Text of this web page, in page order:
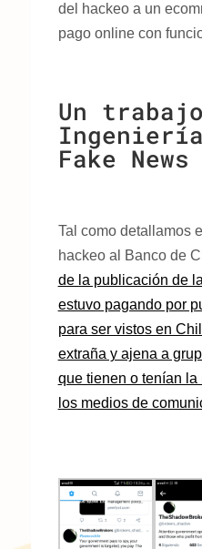
del hackeo a un
pago online con
Un
Fake News
Tal como detallamos
hackeo al Banco de
de la publicación de
estuvo pagando por
para ser vistos en
extraña y ajena a
que tienen o tenían
los medios de